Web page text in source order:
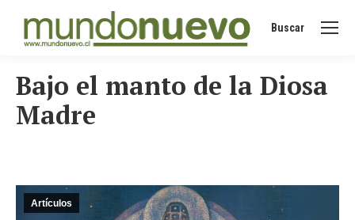
Buscar:
Buscar
Bajo el manto de la Diosa
Madre
Artículos